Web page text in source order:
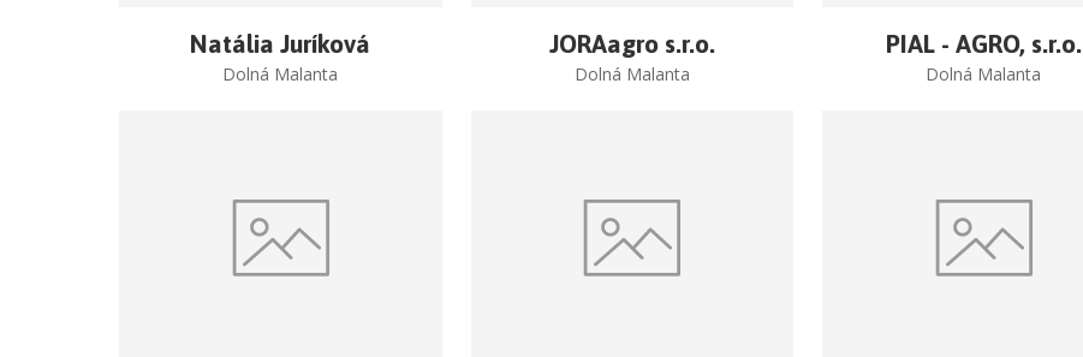
Natália Juríková
Dolná Malanta
JORAagro s.r.o.
Dolná Malanta
PIAL - AGRO, s.r.o.
Dolná Malanta